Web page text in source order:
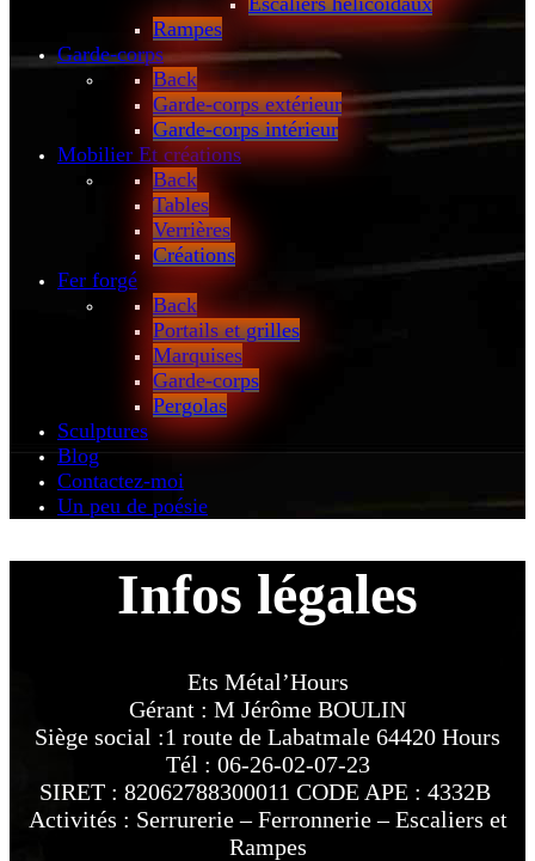
Rampes
Garde-corps
Back
Garde-corps extérieur
Garde-corps intérieur
Mobilier Et créations
Back
Tables
Verrières
Créations
Fer forgé
Back
Portails et grilles
Marquises
Garde-corps
Pergolas
Sculptures
Blog
Contactez-moi
Un peu de poésie
Infos légales
Ets Métal’Hours
Gérant : M Jérôme BOULIN
Siège social :1 route de Labatmale 64420 Hours
Tél : 06-26-02-07-23
SIRET : 82062788300011 CODE APE : 4332B
Activités : Serrurerie – Ferronnerie – Escaliers et
Rampes